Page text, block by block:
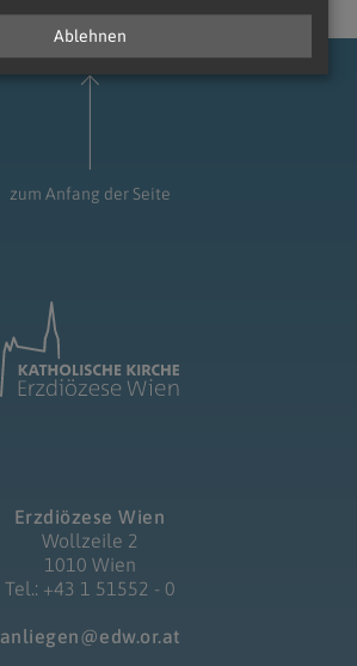
zum Anfang der Seite
Erzdiözese Wien
Wollzeile 2
1010 Wien
Tel.: +43 1 51552 - 0
anliegen@edw.or.at
Ablehnen